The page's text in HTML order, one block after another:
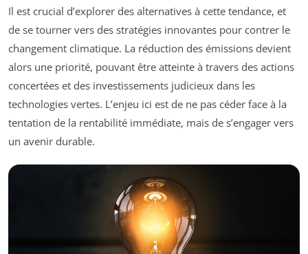
Il est crucial d’explorer des alternatives à cette tendance, et
de se tourner vers des stratégies innovantes pour contrer le
changement climatique. La réduction des émissions devient
alors une priorité, pouvant être atteinte à travers des actions
concertées et des investissements judicieux dans les
technologies vertes. L’enjeu ici est de ne pas céder face à la
tentation de la rentabilité immédiate, mais de s’engager vers
un avenir durable.